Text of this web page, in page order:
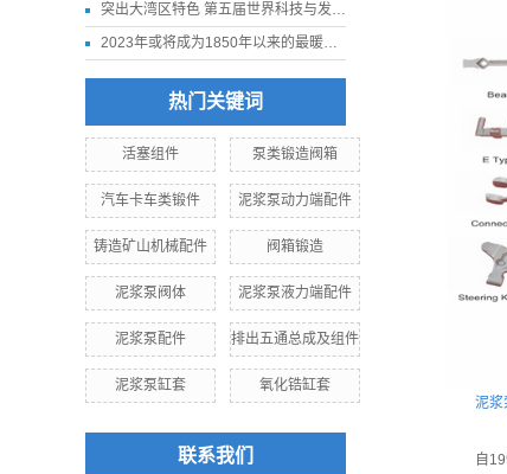
突出大湾区特色 第五届世界科技与发展论坛11月下旬在深圳举行
2023年或将成为1850年以来的最暖年份
热门关键词
活塞组件 泵类锻造阀箱
汽车卡车类锻件 泥浆泵动力端配件
铸造矿山机械配件 阀箱锻造
泥浆泵阀体 泥浆泵液力端配件
泥浆泵配件 排出五通总成及组件
泥浆泵缸套 氧化锆缸套
联系我们
泥浆
自